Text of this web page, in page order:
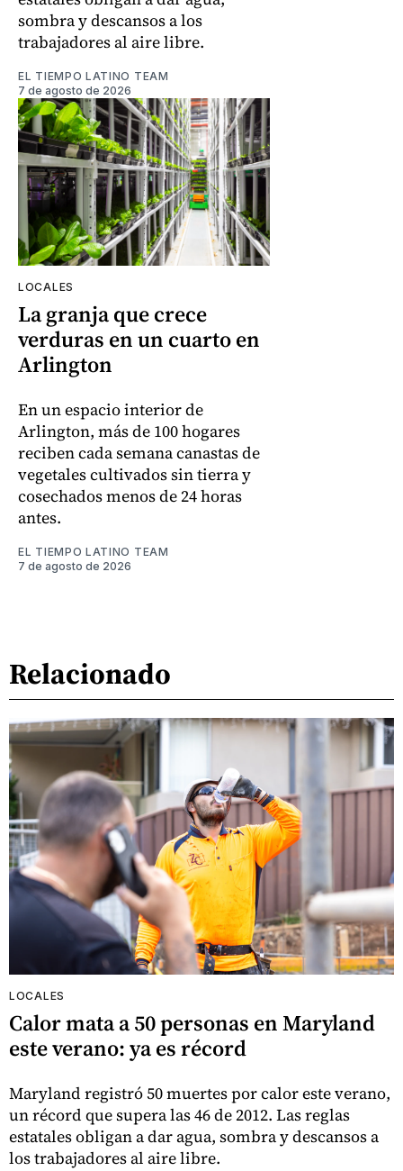
sombra y descansos a los
trabajadores al aire libre.
EL TIEMPO LATINO TEAM
7 de agosto de 2026
LOCALES
La granja que crece
verduras en un cuarto en
Arlington
En un espacio interior de
Arlington, más de 100 hogares
reciben cada semana canastas de
vegetales cultivados sin tierra y
cosechados menos de 24 horas
antes.
EL TIEMPO LATINO TEAM
7 de agosto de 2026
Relacionado
LOCALES
Calor mata a 50 personas en Maryland
este verano: ya es récord
Maryland registró 50 muertes por calor este verano,
un récord que supera las 46 de 2012. Las reglas
estatales obligan a dar agua, sombra y descansos a
los trabajadores al aire libre.